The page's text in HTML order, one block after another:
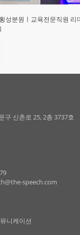
성분원ㅣ교육전문직원 리
구 신촌로 25, 2층 3737호
speech.com
니케이션